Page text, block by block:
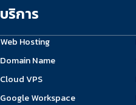
บริการ
Web Hosting
Domain Name
Cloud VPS
Google Workspace